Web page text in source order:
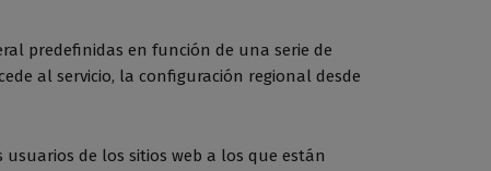
predefinidas en función de una serie de
al servicio, la configuración regional desde
de los sitios web a los que están